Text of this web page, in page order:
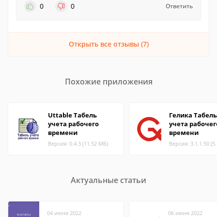
0
0 Ответить
Открыть все отзывы (7)
Похожие приложения
Uttable Табель
учета рабочего
времени
Версия: 0.4.3 (11.52 МБ)
Гелика Табель
учета
времени
Версия: 3.1.1.50
Актуальные статьи
04 июня 2022 06 июня 2022